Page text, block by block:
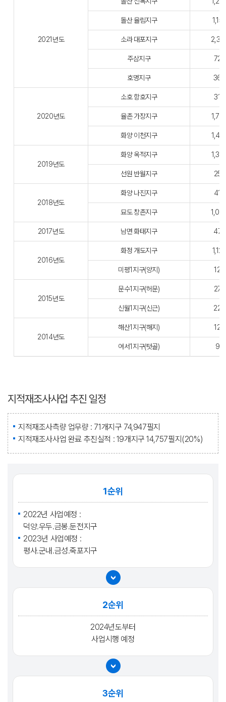
2021년도
돌산 율림지구 1,157
소라 대포지구
주삼지구 727
호명지구 360
2020년도
소호 항호지구 314
율촌 가장지구
화양 이천지구
2019년도
화양 옥적지구
선원 반월지구 252
2018년도
화양 나진지구 410
묘도 창촌지구
2017년도 남면 화태지구 472
2016년도
화정 개도지구
미평1지구(양지) 124
2015년도
문수1지구(허문) 272
신월1지구(신근) 229
2014년도
해산1지구(해지) 124
여서1지구(텃골) 93
지적재조사사업 추진 일정
지적재조사측량 업무량 : 71개지구 74,947필지
지적재조사사업 완료 추진실적 : 19개지구 14,757필지(20%)
1순위
2022년 사업예정 :
덕양․우두․금봉․둔전지구
2023년 사업예정 :
평사․군내․금성․죽포지구
2순위
2024년도부터
사업시행 예정
3순위